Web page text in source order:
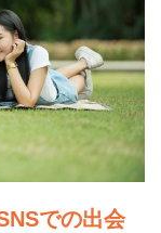
での出会